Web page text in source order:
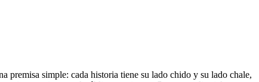
simple: cada historia tiene su lado chido y su lado chale,